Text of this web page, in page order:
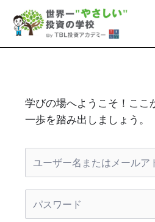
ス
学びの場へようこそ！ここ
一歩を踏み出しましょう。